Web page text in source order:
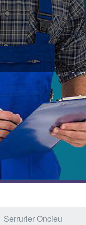
Serrurier Oncieu